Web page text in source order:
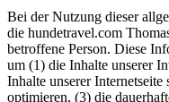
Bei der Nutzung dieser
die hundetravel.com
betroffene Person. Diese
um (1) die Inhalte unserer
Inhalte unserer
optimieren, (3) die